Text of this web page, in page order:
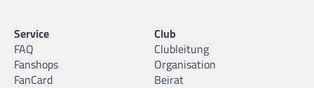
Service
FAQ
Fanshops
FanCard
Club
Clubleitung
Organisation
Beirat